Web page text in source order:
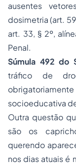
ausentes
dosimetria (art.
art. 33, § 2º,
Penal.
Súmula 492 do
tráfico de
socioeducativa
Outra questão
são os
querendo
nos dias atuais é